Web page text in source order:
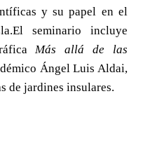
y su papel en el
El seminario incluye
Más allá de las
Ángel Luis Aldai,
de jardines insulares.